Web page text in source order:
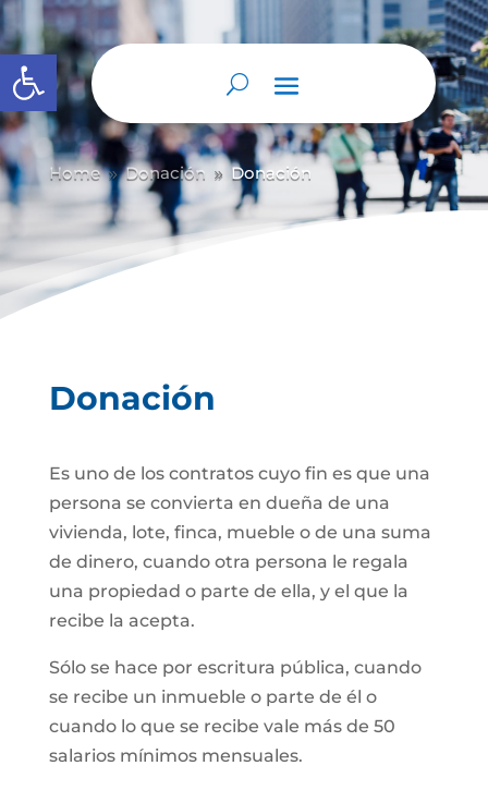
Abrir barra de herramientas
Home 9 Donación 9 Donación
Donación
Es uno de los contratos cuyo fin es que una
persona se convierta en dueña de una
vivienda, lote, finca, mueble o de una suma
de dinero, cuando otra persona le regala
una propiedad o parte de ella, y el que la
recibe la acepta.
Sólo se hace por escritura pública, cuando
se recibe un inmueble o parte de él o
cuando lo que se recibe vale más de 50
salarios mínimos mensuales.